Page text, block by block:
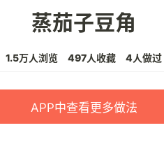
蒸茄子豆角
1.5万人浏览 497人收藏 4人做过
APP中查看更多做法